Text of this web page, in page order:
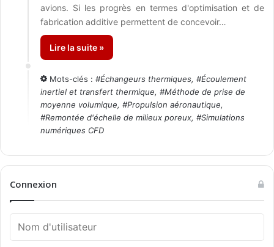
avions. Si les progrès en termes d'optimisation et de
fabrication additive permettent de concevoir…
Lire la suite »
Mots-clés : #Échangeurs thermiques, #Écoulement
inertiel et transfert thermique, #Méthode de prise de
moyenne volumique, #Propulsion aéronautique,
#Remontée d'échelle de milieux poreux, #Simulations
numériques CFD
Connexion